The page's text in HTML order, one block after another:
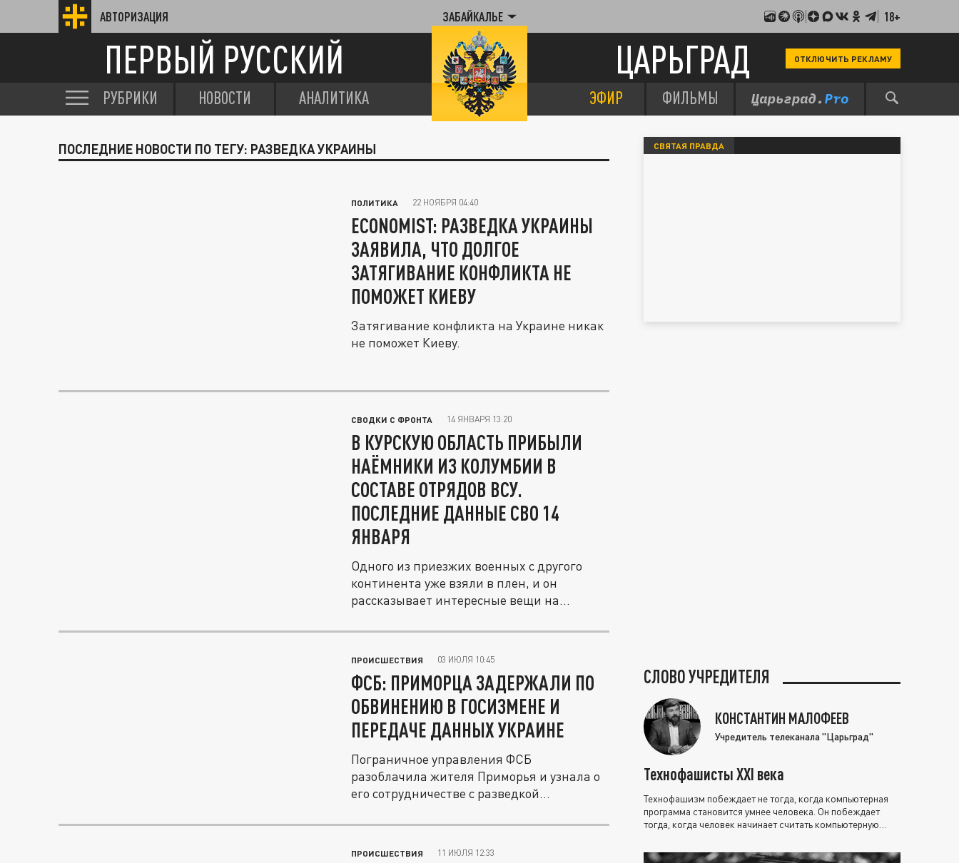
АВТОРИЗАЦИЯ ЗАБАЙКАЛЬЕ 18+
ПЕРВЫЙ РУССКИЙ ЦАРЬГРАД ОТКЛЮЧИТЬ РЕКЛАМУ
РУБРИКИ НОВОСТИ АНАЛИТИКА ЭФИР ФИЛЬМЫ
ПОСЛЕДНИЕ НОВОСТИ ПО ТЕГУ: РАЗВЕДКА УКРАИНЫ
ПОЛИТИКА 22 НОЯБРЯ 04:40
ECONOMIST: РАЗВЕДКА УКРАИНЫ
ЗАЯВИЛА, ЧТО ДОЛГОЕ
ЗАТЯГИВАНИЕ КОНФЛИКТА НЕ
ПОМОЖЕТ КИЕВУ
Затягивание конфликта на Украине никак
не поможет Киеву.
СВОДКИ С ФРОНТА 14 ЯНВАРЯ 13:20
В КУРСКУЮ ОБЛАСТЬ ПРИБЫЛИ
НАЁМНИКИ ИЗ КОЛУМБИИ В
СОСТАВЕ ОТРЯДОВ ВСУ.
ПОСЛЕДНИЕ ДАННЫЕ СВО 14
ЯНВАРЯ
Одного из приезжих военных с другого
континента уже взяли в плен, и он
рассказывает интересные вещи на...
ПРОИСШЕСТВИЯ 03 ИЮЛЯ 10:45
ФСБ: ПРИМОРЦА ЗАДЕРЖАЛИ ПО
ОБВИНЕНИЮ В ГОСИЗМЕНЕ И
ПЕРЕДАЧЕ ДАННЫХ УКРАИНЕ
Пограничное управления ФСБ
разоблачила жителя Приморья и узнала о
его сотрудничестве с разведкой
ПРОИСШЕСТВИЯ 11 ИЮЛЯ 12:33
СВЯТАЯ ПРАВДА
СЛОВО УЧРЕДИТЕЛЯ
КОНСТАНТИН МАЛОФЕЕВ
Учредитель телеканала "Царьград"
Технофашисты XXI века
Технофашизм побеждает не тогда, когда компьютерная
программа становится умнее человека. Он побеждает
тогда, когда человек начинает считать компьютерную